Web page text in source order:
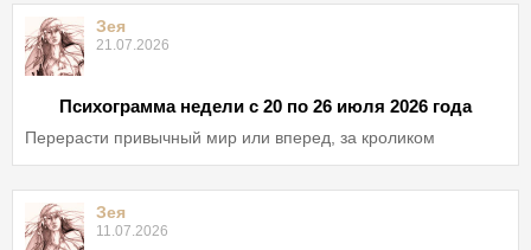
Зея
21.07.2026
Психограмма недели с 20 по 26 июля 2026 года
Перерасти привычный мир или вперед, за кроликом
Зея
11.07.2026